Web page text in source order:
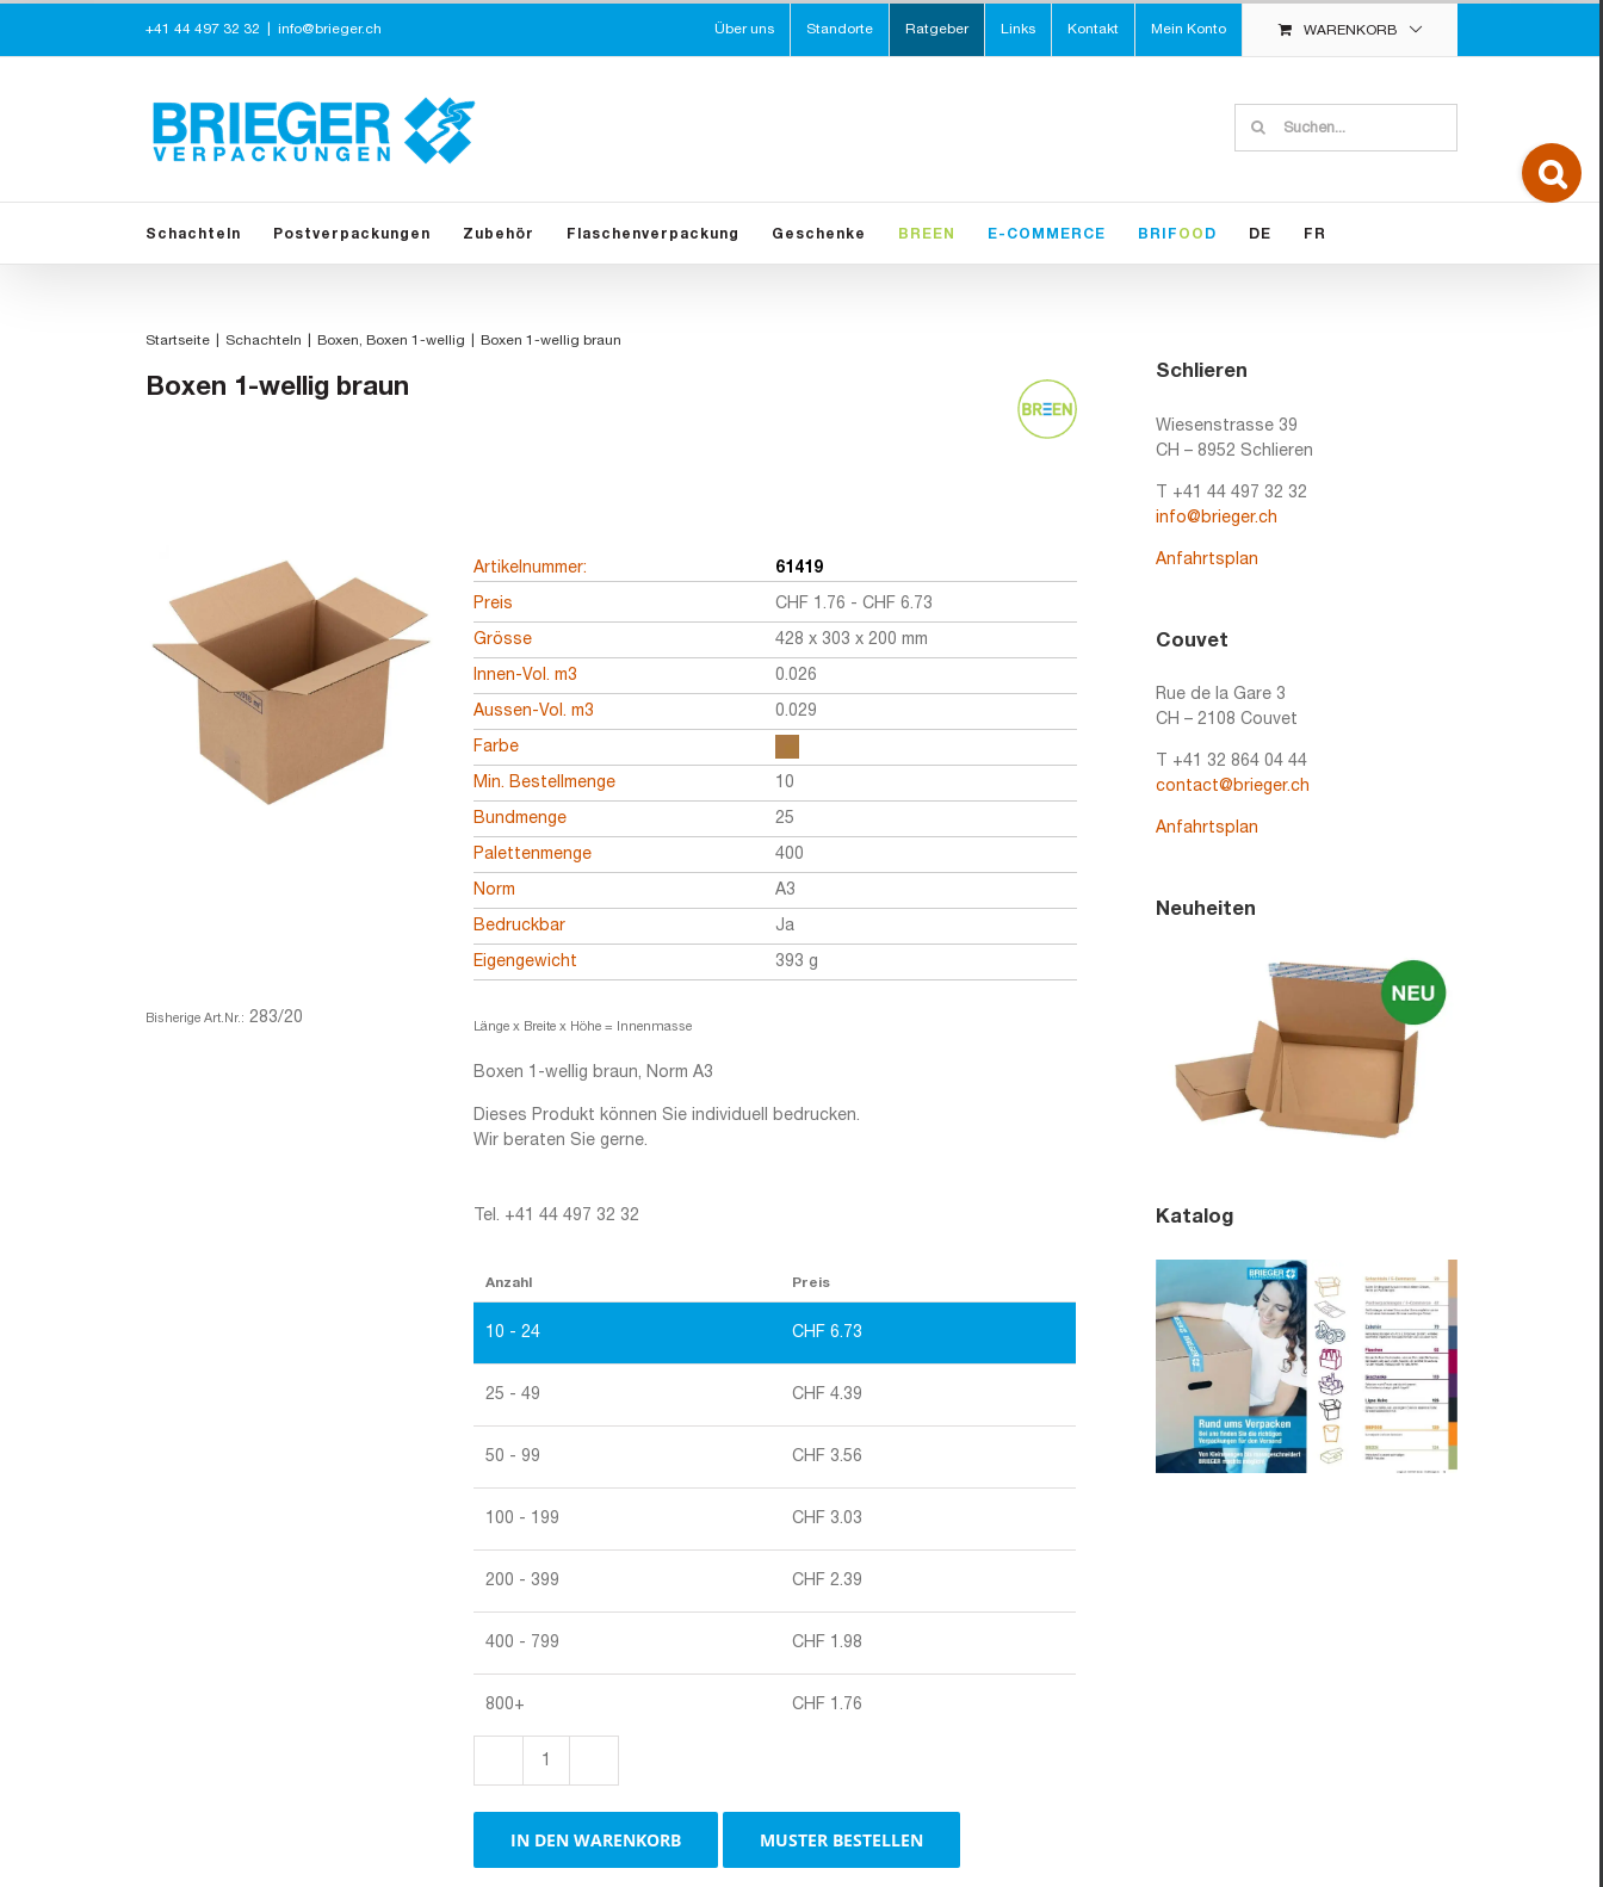
springen
+41 44 497 32 32 info@brieger.ch Über uns Standorte Ratgeber Links Kontakt Mein Konto WARENKORB
nach:
Schachteln Postverpackungen Zubehör Flaschenverpackung Geschenke BREEN E-COMMERCE BRIF OO D DE FR
Startseite Schachteln Boxen Boxen 1-wellig Boxen 1-wellig braun
Boxen 1-wellig braun
Bisherige Art.Nr.: 283/20
Artikelnummer: 61419
Preis CHF 1.76 -CHF 6.73
Grösse 428 x 303 x 200 mm
Innen-Vol. m3 0.026
Aussen-Vol. m3 0.029
Farbe
Min. Bestellmenge 10
Bundmenge 25
Palettenmenge 400
Norm A3
Bedruckbar Ja
Eigengewicht 393 g
Länge x Breite x Höhe = Innenmasse
Boxen 1-wellig braun, Norm A3
Dieses Produkt können Sie individuell bedrucken.
Wir beraten Sie gerne.
Tel. +41 44 497 32 32
Anzahl Preis
10 - 24 CHF 6.73
25 - 49 CHF 4.39
50 - 99 CHF 3.56
100 - 199 CHF 3.03
200 - 399 CHF 2.39
400 - 799 CHF 1.98
800+ CHF 1.76
braun
Menge
IN DEN WARENKORB MUSTER BESTELLEN
Schlieren
Wiesenstrasse 39
CH – 8952 Schlieren
T +41 44 497 32 32
info@brieger.ch
Anfahrtsplan
Couvet
Rue de la Gare 3
CH – 2108 Couvet
T +41 32 864 04 44
contact@brieger.ch
Anfahrtsplan
Neuheiten
Katalog
Toggle
Sliding
Bar